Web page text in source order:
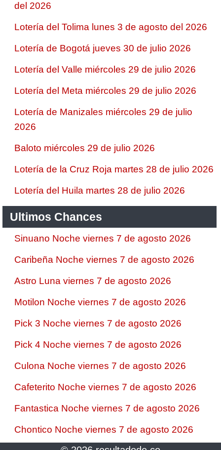
del 2026
Lotería del Tolima lunes 3 de agosto del 2026
Lotería de Bogotá jueves 30 de julio 2026
Lotería del Valle miércoles 29 de julio 2026
Lotería del Meta miércoles 29 de julio 2026
Lotería de Manizales miércoles 29 de julio
2026
Baloto miércoles 29 de julio 2026
Lotería de la Cruz Roja martes 28 de julio 2026
Lotería del Huila martes 28 de julio 2026
Ultimos Chances
Sinuano Noche viernes 7 de agosto 2026
Caribeña Noche viernes 7 de agosto 2026
Astro Luna viernes 7 de agosto 2026
Motilon Noche viernes 7 de agosto 2026
Pick 3 Noche viernes 7 de agosto 2026
Pick 4 Noche viernes 7 de agosto 2026
Culona Noche viernes 7 de agosto 2026
Cafeterito Noche viernes 7 de agosto 2026
Fantastica Noche viernes 7 de agosto 2026
Chontico Noche viernes 7 de agosto 2026